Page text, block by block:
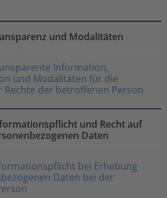
und Modalitäten
Information,
und Modalitäten für die
Rechte der betroffenen Person
und Recht auf
Daten
bei Erhebung
Daten bei der